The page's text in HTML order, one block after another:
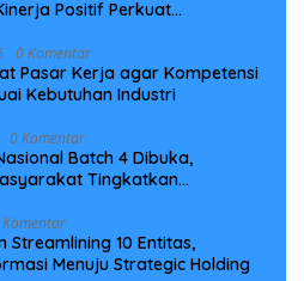
Positif Perkuat
0 Komentar
Pasar Kerja agar Kompetensi
Kebutuhan Industri
0 Komentar
Batch 4 Dibuka,
Tingkatkan
Streamlining 10 Entitas,
Menuju Strategic Holding